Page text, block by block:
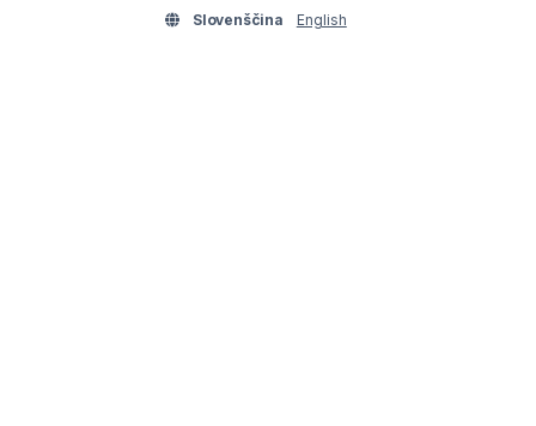
Slovenščina
English